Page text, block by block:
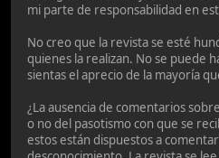
mi parte de responsabilidad en
No creo que la revista se esté
quienes la realizan. No se puede
sientas el aprecio de la mayoría
¿La ausencia de comentarios
o no del pasotismo con que se
estos están dispuestos a